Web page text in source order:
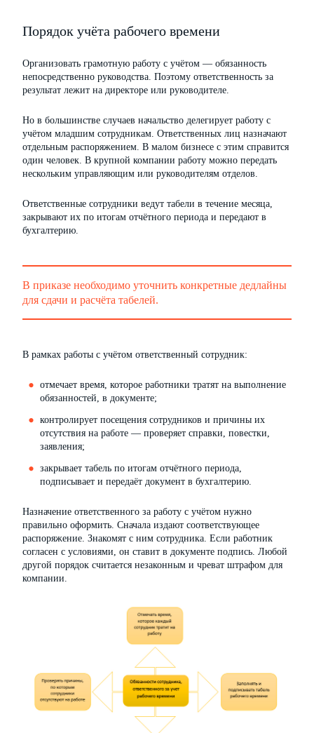
Порядок учёта рабочего времени
Организовать грамотную работу с учётом — обязанность
непосредственно руководства. Поэтому ответственность за
результат лежит на директоре или руководителе.
Но в большинстве случаев начальство делегирует работу с
учётом младшим сотрудникам. Ответственных лиц назначают
отдельным распоряжением. В малом бизнесе с этим справится
один человек. В крупной компании работу можно передать
нескольким управляющим или руководителям отделов.
Ответственные сотрудники ведут табели в течение месяца,
закрывают их по итогам отчётного периода и передают в
бухгалтерию.
В приказе необходимо уточнить конкретные дедлайны
для сдачи и расчёта табелей.
В рамках работы с учётом ответственный сотрудник:
отмечает время, которое работники тратят на выполнение
обязанностей, в документе;
контролирует посещения сотрудников и причины их
отсутствия на работе — проверяет справки, повестки,
заявления;
закрывает табель по итогам отчётного периода,
подписывает и передаёт документ в бухгалтерию.
Назначение ответственного за работу с учётом нужно
правильно оформить. Сначала издают соответствующее
распоряжение. Знакомят с ним сотрудника. Если работник
согласен с условиями, он ставит в документе подпись. Любой
другой порядок считается незаконным и чреват штрафом для
компании.